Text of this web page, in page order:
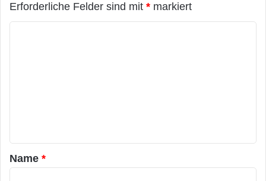
Erforderliche Felder sind mit * markiert
a
r
Name *